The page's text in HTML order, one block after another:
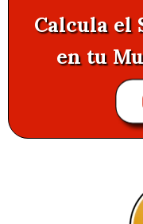
Calcula el
en tu